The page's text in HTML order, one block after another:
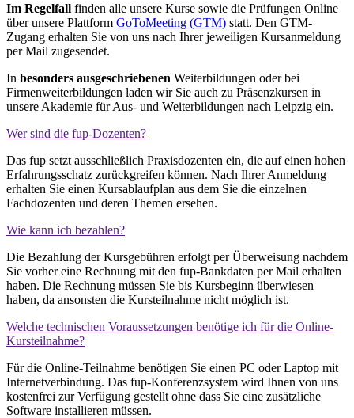
Im Regelfall finden alle unsere Kurse sowie die Prüfungen Online
über unsere Plattform GoToMeeting (GTM) statt. Den GTM-
Zugang erhalten Sie von uns nach Ihrer jeweiligen Kursanmeldung
per Mail zugesendet.
In besonders ausgeschriebenen Weiterbildungen oder bei
Firmenweiterbildungen laden wir Sie auch zu Präsenzkursen in
unsere Akademie für Aus- und Weiterbildungen nach Leipzig ein.
Wer sind die fup-Dozenten?
Das fup setzt ausschließlich Praxisdozenten ein, die auf einen hohen
Erfahrungsschatz zurückgreifen können. Nach Ihrer Anmeldung
erhalten Sie einen Kursablaufplan aus dem Sie die einzelnen
Fachdozenten und deren Themen ersehen.
Wie kann ich bezahlen?
Die Bezahlung der Kursgebühren erfolgt per Überweisung nachdem
Sie vorher eine Rechnung mit den fup-Bankdaten per Mail erhalten
haben. Die Rechnung müssen Sie bis Kursbeginn überwiesen
haben, da ansonsten die Kursteilnahme nicht möglich ist.
Welche technischen Voraussetzungen benötige ich für die Online-
Kursteilnahme?
Für die Online-Teilnahme benötigen Sie einen PC oder Laptop mit
Internetverbindung. Das fup-Konferenzsystem wird Ihnen von uns
kostenfrei zur Verfügung gestellt ohne dass Sie eine zusätzliche
Software installieren müssen.